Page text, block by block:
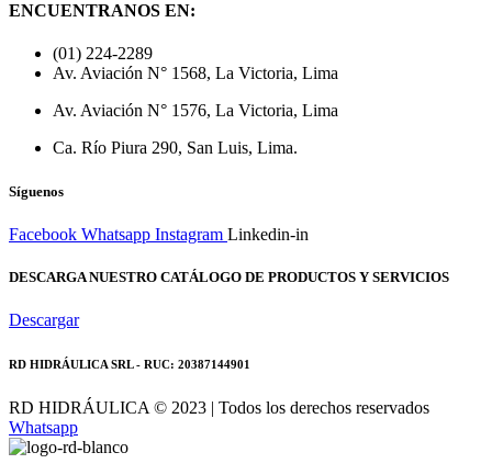
ENCUENTRANOS EN:
(01) 224-2289
Av. Aviación N° 1568, La Victoria, Lima
Av. Aviación N° 1576, La Victoria, Lima
Ca. Río Piura 290, San Luis, Lima.
Síguenos
Facebook Whatsapp Instagram Linkedin-in
DESCARGA NUESTRO CATÁLOGO DE PRODUCTOS Y SERVICIOS
Descargar
RD HIDRÁULICA SRL - RUC: 20387144901
RD HIDRÁULICA © 2023 | Todos los derechos reservados
Whatsapp